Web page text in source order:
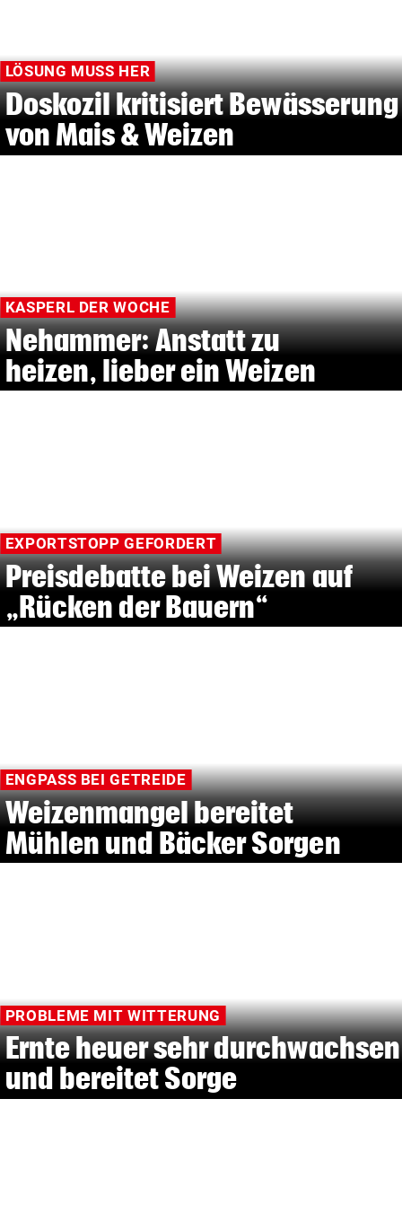
LÖSUNG MUSS HER
Doskozil kritisiert Bewässerung
von Mais & Weizen
KASPERL DER WOCHE
Nehammer: Anstatt zu
heizen, lieber ein Weizen
EXPORTSTOPP GEFORDERT
Preisdebatte bei Weizen auf
„Rücken der Bauern“
ENGPASS BEI GETREIDE
Weizenmangel bereitet
Mühlen und Bäcker Sorgen
PROBLEME MIT WITTERUNG
Ernte heuer sehr durchwachsen
und bereitet Sorge